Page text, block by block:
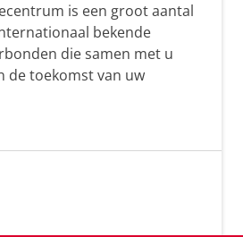
is een groot aantal
bekende
die samen met u
de toekomst van uw